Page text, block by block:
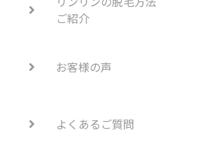
ご紹介
お客様の声
よくあるご質問